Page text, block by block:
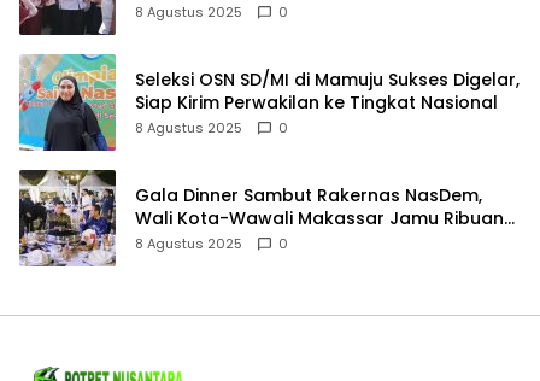
8 Agustus 2025 0
Seleksi OSN SD/MI di Mamuju Sukses Digelar,
Siap Kirim Perwakilan ke Tingkat Nasional
8 Agustus 2025 0
Gala Dinner Sambut Rakernas NasDem,
Wali Kota-Wawali Makassar Jamu Ribuan
Kader se-Indonesia
8 Agustus 2025 0